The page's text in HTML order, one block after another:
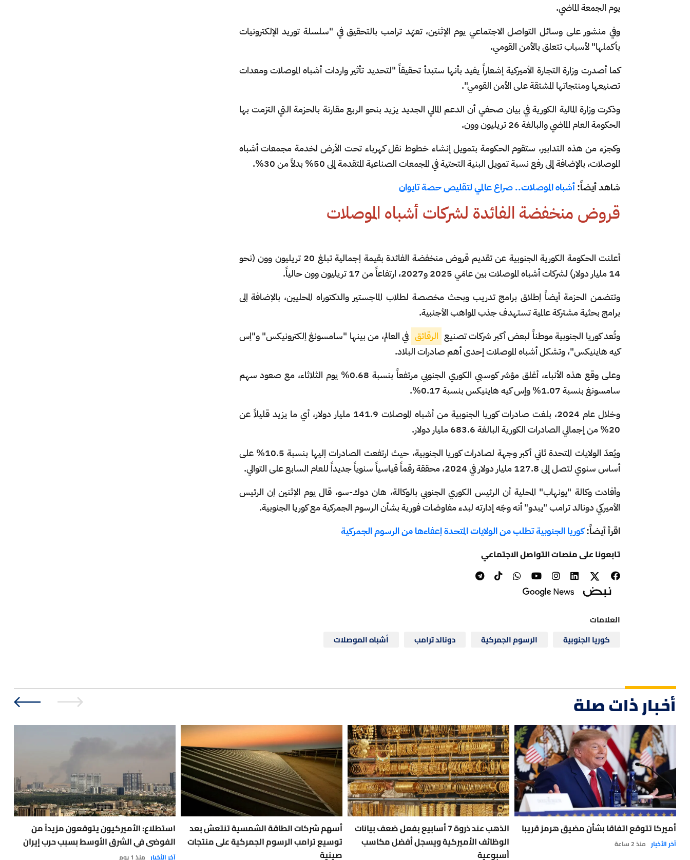
يوم الجمعة الماضي.
وفي منشور على وسائل التواصل الاجتماعي يوم الإثنين، تعهّد ترامب بالتحقيق في "سلسلة توريد الإلكترونيات
بأكملها" لأسباب تتعلق بالأمن القومي.
كما أصدرت وزارة التجارة الأميركية إشعاراً يفيد بأنها ستبدأ تحقيقاً "لتحديد تأثير واردات أشباه الموصلات ومعدات
تصنيعها ومنتجاتها المشتقة على الأمن القومي".
وذكرت وزارة المالية الكورية في بيان صحفي أن الدعم المالي الجديد يزيد بنحو الربع مقارنة بالحزمة التي التزمت بها
الحكومة العام الماضي والبالغة 26 تريليون وون.
وكجزء من هذه التدابير، ستقوم الحكومة بتمويل إنشاء خطوط نقل كهرباء تحت الأرض لخدمة مجمعات أشباه
الموصلات، بالإضافة إلى رفع نسبة تمويل البنية التحتية في المجمعات الصناعية المتقدمة إلى 50% بدلاً من 30%.
شاهد أيضاً:أشباه الموصلات.. صراع عالمي لتقليص حصة تايوان
قروض منخفضة الفائدة لشركات أشباه الموصلات
أعلنت الحكومة الكورية الجنوبية عن تقديم قروض منخفضة الفائدة بقيمة إجمالية تبلغ 20 تريليون وون (نحو
14 مليار دولار) لشركات أشباه الموصلات بين عامَي 2025 و2027، ارتفاعاً من 17 تريليون وون حالياً.
وتتضمن الحزمة أيضاً إطلاق برامج تدريب وبحث مخصصة لطلاب الماجستير والدكتوراه المحليين، بالإضافة إلى
برامج بحثية مشتركة عالمية تستهدف جذب المواهب الأجنبية.
وتُعد كوريا الجنوبية موطناً لبعض أكبر شركات تصنيع الرقائق في العالم، من بينها "سامسونغ إلكترونيكس" و"إس
كيه هاينيكس"، وتشكل أشباه الموصلات إحدى أهم صادرات البلاد.
وعلى وقع هذه الأنباء، أغلق مؤشر كوسبي الكوري الجنوبي مرتفعاً بنسبة 0.68% يوم الثلاثاء، مع صعود سهم
سامسونغ بنسبة 1.07% وإس كيه هاينيكس بنسبة 0.17%.
وخلال عام 2024، بلغت صادرات كوريا الجنوبية من أشباه الموصلات 141.9 مليار دولار، أي ما يزيد قليلاً عن
20% من إجمالي الصادرات الكورية البالغة 683.6 مليار دولار.
ويُعدّ الولايات المتحدة ثاني أكبر وجهة لصادرات كوريا الجنوبية، حيث ارتفعت الصادرات إليها بنسبة 10.5% على
أساس سنوي لتصل إلى 127.8 مليار دولار في 2024، محققة رقماً قياسياً سنوياً جديداً للعام السابع على التوالي.
وأفادت وكالة "يونهاب" المحلية أن الرئيس الكوري الجنوبي بالوكالة، هان دوك-سو، قال يوم الإثنين إن الرئيس
الأميركي دونالد ترامب "يبدو" أنه وجّه إدارته لبدء مفاوضات فورية بشأن الرسوم الجمركية مع كوريا الجنوبية.
اقرأ أيضاً:كوريا الجنوبية تطلب من الولايات المتحدة إعفاءها من الرسوم الجمركية
تابعونا على منصات التواصل الاجتماعي
العلامات
كوريا الجنوبية
الرسوم الجمركية دونالد ترامب أشباه الموصلات
أخبار ذات صلة
أميركا تتوقع اتفاقا بشأن مضيق هرمز قريبا
آخر الأخبار منذ 2 ساعة
الذهب عند ذروة 7 أسابيع بفعل ضعف بيانات
الوظائف الأميركية ويسجل أفضل مكاسب
أسبوعية
أسهم شركات الطاقة الشمسية تنتعش بعد
توسيع ترامب الرسوم الجمركية على منتجات
صينية
استطلاع: الأميركيون يتوقعون مزيداً من
الفوضى في الشرق الأوسط بسبب حرب إيران
آخر الأخبار منذ 1 يوم